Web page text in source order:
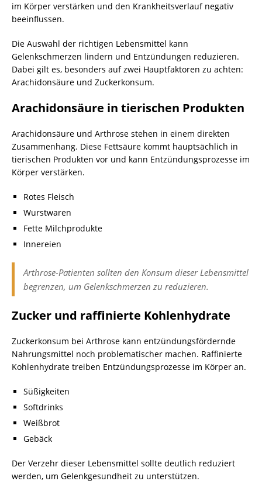
im Körper verstärken und den Krankheitsverlauf negativ
beeinflussen.
Die Auswahl der richtigen Lebensmittel kann
Gelenkschmerzen lindern und Entzündungen reduzieren.
Dabei gilt es, besonders auf zwei Hauptfaktoren zu achten:
Arachidonsäure und Zuckerkonsum.
Arachidonsäure in tierischen Produkten
Arachidonsäure und Arthrose stehen in einem direkten
Zusammenhang. Diese Fettsäure kommt hauptsächlich in
tierischen Produkten vor und kann Entzündungsprozesse im
Körper verstärken.
Rotes Fleisch
Wurstwaren
Fette Milchprodukte
Innereien
Arthrose-Patienten sollten den Konsum dieser Lebensmittel
begrenzen, um Gelenkschmerzen zu reduzieren.
Zucker und raffinierte Kohlenhydrate
Zuckerkonsum bei Arthrose kann entzündungsfördernde
Nahrungsmittel noch problematischer machen. Raffinierte
Kohlenhydrate treiben Entzündungsprozesse im Körper an.
Süßigkeiten
Softdrinks
Weißbrot
Gebäck
Der Verzehr dieser Lebensmittel sollte deutlich reduziert
werden, um Gelenkgesundheit zu unterstützen.